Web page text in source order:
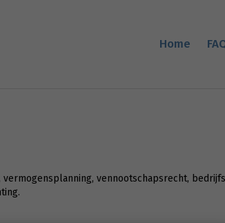
Home
vennootschapsrecht,